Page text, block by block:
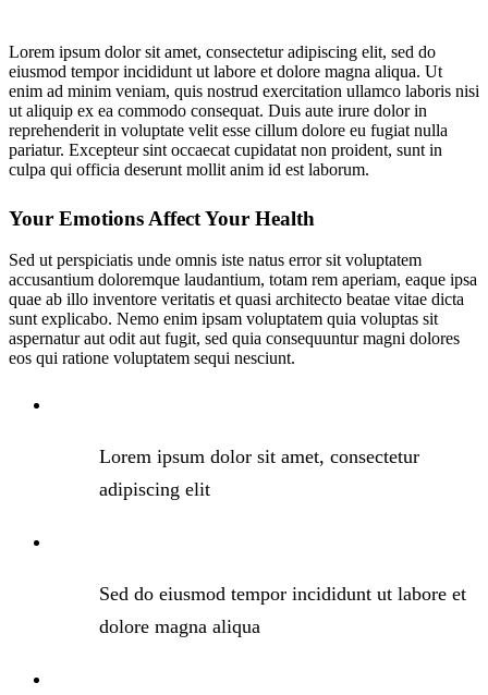
Lorem ipsum dolor sit amet, consectetur adipiscing elit, sed do
eiusmod tempor incididunt ut labore et dolore magna aliqua. Ut
enim ad minim veniam, quis nostrud exercitation ullamco laboris nisi
ut aliquip ex ea commodo consequat. Duis aute irure dolor in
reprehenderit in voluptate velit esse cillum dolore eu fugiat nulla
pariatur. Excepteur sint occaecat cupidatat non proident, sunt in
culpa qui officia deserunt mollit anim id est laborum.
Your Emotions Affect Your Health
Sed ut perspiciatis unde omnis iste natus error sit voluptatem
accusantium doloremque laudantium, totam rem aperiam, eaque ipsa
quae ab illo inventore veritatis et quasi architecto beatae vitae dicta
sunt explicabo. Nemo enim ipsam voluptatem quia voluptas sit
aspernatur aut odit aut fugit, sed quia consequuntur magni dolores
eos qui ratione voluptatem sequi nesciunt.
Lorem ipsum dolor sit amet, consectetur
adipiscing elit
Sed do eiusmod tempor incididunt ut labore et
dolore magna aliqua